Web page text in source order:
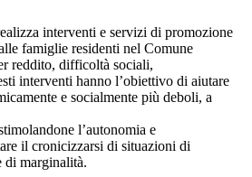
interventi e servizi di promozione
famiglie residenti nel Comune
reddito, difficoltà sociali,
interventi hanno l’obiettivo di aiutare
e socialmente più deboli, a
l’autonomia e
il cronicizzarsi di situazioni di
di marginalità.